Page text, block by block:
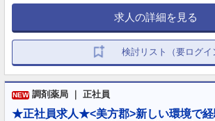
求人の詳細を見る
検討リスト（要ログイ
NEW 調剤薬局 ｜ 正社員
★正社員求人★<美方郡>新しい環境で経